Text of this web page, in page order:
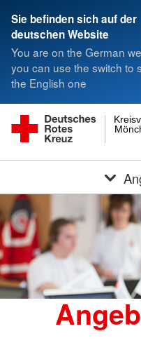
Sie befinden sich auf der
deutschen Website
You are on the German
you can use the switch to
the English one